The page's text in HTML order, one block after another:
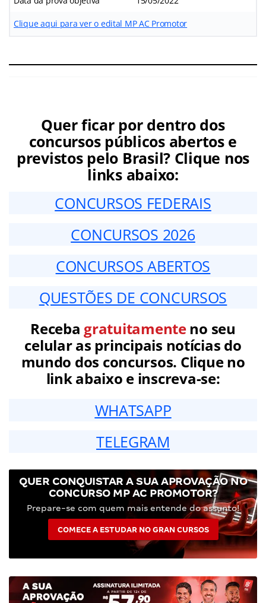
Clique aqui para ver o edital MP AC Promotor
Quer ficar por dentro dos
concursos públicos abertos e
previstos pelo Brasil? Clique nos
links abaixo:
CONCURSOS FEDERAIS
CONCURSOS 2026
CONCURSOS ABERTOS
QUESTÕES DE CONCURSOS
Receba gratuitamenteno seu
celular as principais notícias do
mundo dos concursos. Clique no
link abaixo e inscreva-se:
WHATSAPP
TELEGRAM
QUER CONQUISTAR A SUA APROVAÇÃO NO
CONCURSO MP AC PROMOTOR?
Prepare-se com quem mais entende do assunto!
COMECE A ESTUDAR NO GRAN CURSOS